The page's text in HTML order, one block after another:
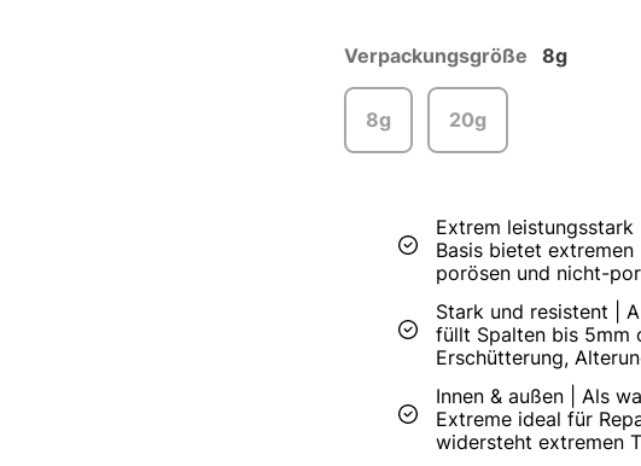
Verpackungsgröße 8g
8g 20g
Extrem
Basis bietet
porösen und nicht-
Stark und resistent |
füllt Spalten bis 5mm
Erschütterung,
Innen & außen | Als
Extreme ideal für
widersteht extremen